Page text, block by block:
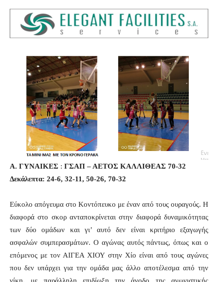
Α. ΓΥΝΑΙΚΕΣ : ΓΣΑΠ – ΑΕΤΟΣ ΚΑΛΛΙΘΕΑΣ 70-32
Δεκάλεπτα: 24-6, 32-11, 50-26, 70-32
Εύκολο απόγευμα στο Κοντόπευκο με έναν από τους ουραγούς. Η
διαφορά στο σκορ ανταποκρίνεται στην διαφορά δυναμικότητας
των δύο ομάδων και γι’ αυτό δεν είναι κριτήριο εξαγωγής
ασφαλών συμπερασμάτων. Ο αγώνας αυτός πάντως, όπως και ο
επόμενος με τον ΑΙΓΕΑ ΧΙΟΥ στην Χίο είναι από τους αγώνες
που δεν υπάρχει για την ομάδα μας άλλο αποτέλεσμα από την
νίκη, με παράλληλη επιδίωξη την άνοδο της αγωνιστικής